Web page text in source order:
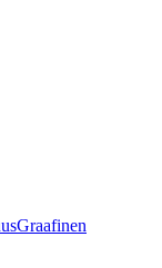
Graafinen